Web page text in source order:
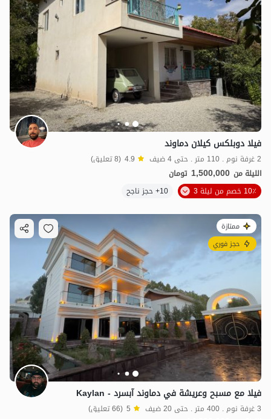
فيلا دوبلكس كيلان دماوند
2 غرفة نوم . 110 متر . حتى 4 ضيف 4.9 (8 تعليق)
الليلة من 1,500,000 تومان
10٪ خصم من ليلة 3
10+ حجز ناجح
ممتازة
حجز فوري
فيلا مع مسبح وعريشة في دماوند آبسرد - Kaylan
3 غرفة نوم . 400 متر . حتى 20 ضيف 5 (66 تعليق)